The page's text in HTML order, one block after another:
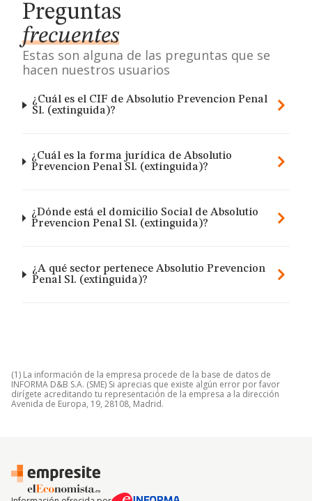
Preguntas
frecuentes
Estas son alguna de las preguntas que se
hacen nuestros usuarios
¿Cuál es el CIF de Absolutio Prevencion Penal
Sl. (extinguida)?
¿Cuál es la forma jurídica de Absolutio
Prevencion Penal Sl. (extinguida)?
¿Dónde está el domicilio Social de Absolutio
Prevencion Penal Sl. (extinguida)?
¿A qué sector pertenece Absolutio Prevencion
Penal Sl. (extinguida)?
(1) La información de la empresa procede de la base de datos de
INFORMA D&B S.A. (SME) Si aprecias que existe algún error por favor
dirígete acreditando tu representación de la empresa a la dirección
Avenida de Europa, 19, 28108, Madrid.